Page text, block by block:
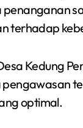
terhadap
Kedung
pengawasan
optimal.